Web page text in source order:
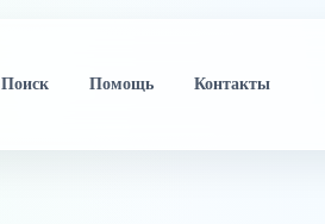
Поиск Помощь Контакты